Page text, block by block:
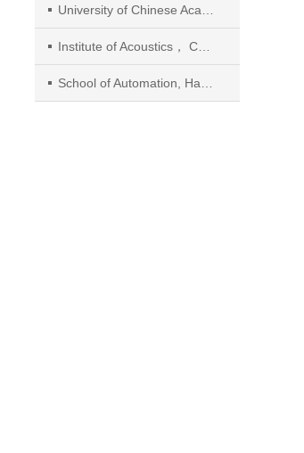
University of Chinese Academy of Sciences
Institute of Acoustics， Chinese Academy of Sciences
School of Automation, Hangzhou Dianzi University